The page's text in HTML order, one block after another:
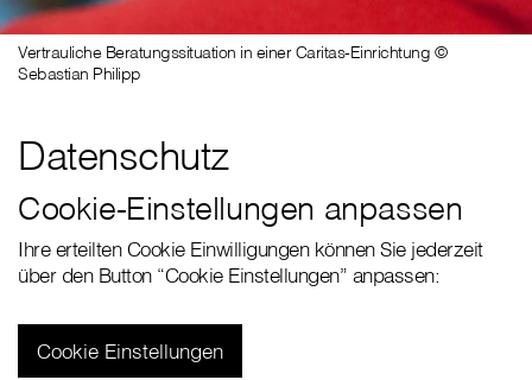
Datenschutz
Vertrauliche Beratungssituation in einer Caritas-Einrichtung ©
Sebastian Philipp
Cookie-Einstellungen anpassen
Ihre erteilten Cookie Einwilligungen können Sie jederzeit
über den Button “Cookie Einstellungen” anpassen:
Cookie Einstellungen